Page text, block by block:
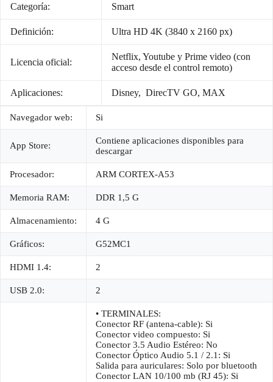
Categoría: Smart
Definición: Ultra HD 4K (3840 x 2160 px)
Licencia oficial:
Netflix, Youtube y Prime video (con
acceso desde el control remoto)
Aplicaciones: Disney, DirecTV GO, MAX
Navegador web: Si
App Store:
Contiene aplicaciones disponibles para
descargar
Procesador: ARM CORTEX-A53
Memoria RAM: DDR 1,5 G
Almacenamiento: 4 G
Gráficos: G52MC1
HDMI 1.4: 2
USB 2.0: 2
• TERMINALES:
Conector RF (antena-cable): Si
Conector video compuesto: Si
Conector 3.5 Audio Estéreo: No
Conector Óptico Audio 5.1 / 2.1: Si
Salida para auriculares: Solo por bluetooth
Conector LAN 10/100 mb (RJ 45): Si